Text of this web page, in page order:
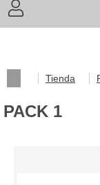
Tienda
PACK 1